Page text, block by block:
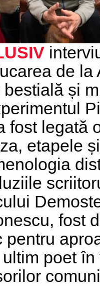
de la
bestială și
fost legată
etapele și
fost
pentru
poet în